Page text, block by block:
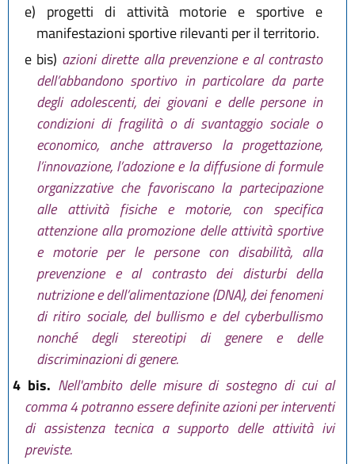
e) progetti di attività motorie e sportive e
manifestazioni sportive rilevanti per il territorio.
e bis) azioni dirette alla prevenzione e al contrasto
dell’abbandono sportivo in particolare da parte
degli adolescenti, dei giovani e delle persone in
condizioni di fragilità o di svantaggio sociale o
economico, anche attraverso la progettazione,
l’innovazione, l’adozione e la diffusione di formule
organizzative che favoriscano la partecipazione
alle attività fisiche e motorie, con specifica
attenzione alla promozione delle attività sportive
e motorie per le persone con disabilità, alla
prevenzione e al contrasto dei disturbi della
nutrizione e dell’alimentazione (DNA), dei fenomeni
di ritiro sociale, del bullismo e del cyberbullismo
nonché degli stereotipi di genere e delle
discriminazioni di genere.
4 bis. Nell'ambito delle misure di sostegno di cui al
comma 4 potranno essere definite azioni per interventi
di assistenza tecnica a supporto delle attività ivi
previste.